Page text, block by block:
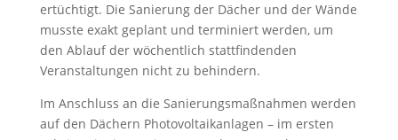
ertüchtigt. Die Sanierung der Dächer und der Wände
musste exakt geplant und terminiert werden, um
den Ablauf der wöchentlich stattfindenden
Veranstaltungen nicht zu behindern.
Im Anschluss an die Sanierungsmaßnahmen werden
auf den Dächern Photovoltaikanlagen – im ersten